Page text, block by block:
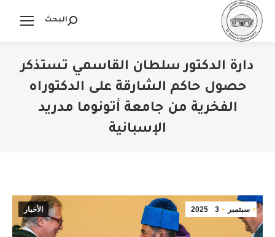
Search:
البحث
دارة الدكتور سلطان القاسمي تستذكر
حصول حاكم الشارقة على الدكتوراه
الفخرية من جامعة أتونوما مدريد
الإسبانية
سبتمبر 3
2025 الأخبار